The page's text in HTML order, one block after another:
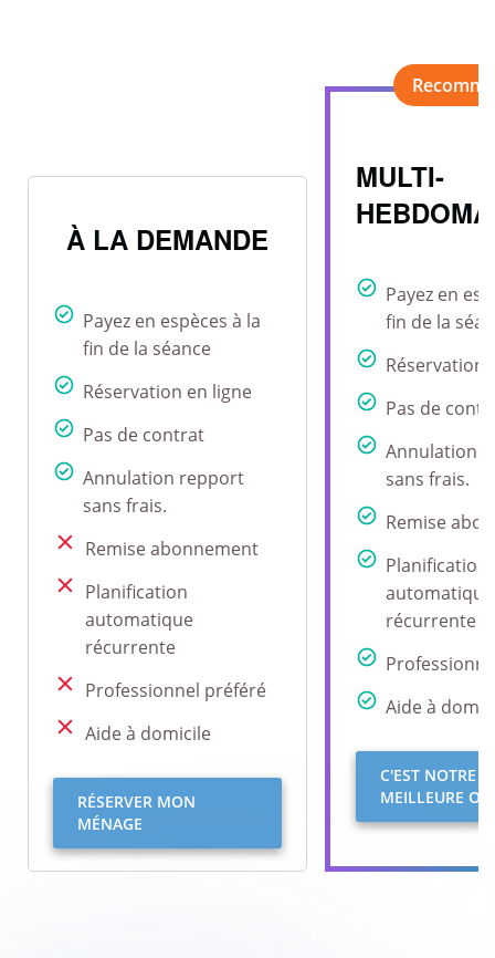
MULTI-
Payez en
fin de la
Réservation
Pas de
Annulation
sans frais.
Remise
Planification
automatique
récurrente
Aide à
C'EST NOTRE
MEILLEURE
À LA DEMANDE
Payez en espèces à la
fin de la séance
Réservation en ligne
Pas de contrat
Annulation repport
sans frais.
Remise abonnement
Planification
automatique
récurrente
Professionnel préféré
Aide à domicile
RÉSERVER MON
MÉNAGE